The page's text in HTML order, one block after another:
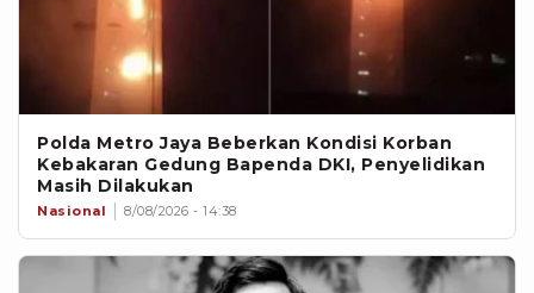
Polda Metro Jaya Beberkan Kondisi Korban
Kebakaran Gedung Bapenda DKI, Penyelidikan
Masih Dilakukan
Nasional 8/08/2026 - 14:38